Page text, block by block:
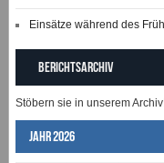
Einsätze während des
Berichtsarchiv
Stöbern sie in unserem
Jahr 2026